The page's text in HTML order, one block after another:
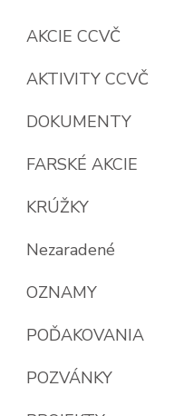
AKCIE CCVČ
AKTIVITY CCVČ
DOKUMENTY
FARSKÉ AKCIE
KRÚŽKY
Nezaradené
OZNAMY
POĎAKOVANIA
POZVÁNKY